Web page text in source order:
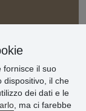
fornisce il suo
dispositivo, il che
dei dati e le
, ma ci farebbe